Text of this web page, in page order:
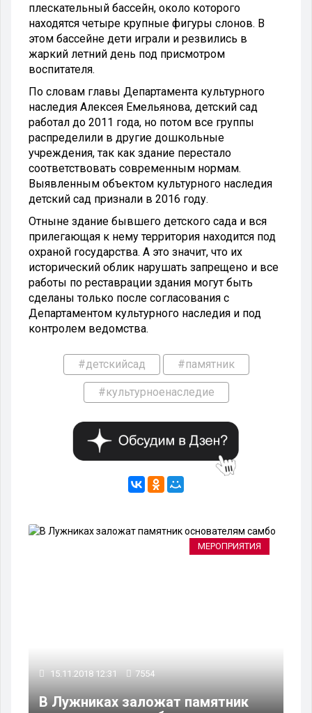
плескательный бассейн, около которого
находятся четыре крупные фигуры слонов. В
этом бассейне дети играли и резвились в
жаркий летний день под присмотром
воспитателя.
По словам главы Департамента культурного
наследия Алексея Емельянова, детский сад
работал до 2011 года, но потом все группы
распределили в другие дошкольные
учреждения, так как здание перестало
соответствовать современным нормам.
Выявленным объектом культурного наследия
детский сад признали в 2016 году.
Отныне здание бывшего детского сада и вся
прилегающая к нему территория находится под
охраной государства. А это значит, что их
исторический облик нарушать запрещено и все
работы по реставрации здания могут быть
сделаны только после согласования с
Департаментом культурного наследия и под
контролем ведомства.
#детскийсад #памятник
#культурноенаследие
МЕРОПРИЯТИЯ
15.11.2018 12:31 7554
В Лужниках заложат памятник